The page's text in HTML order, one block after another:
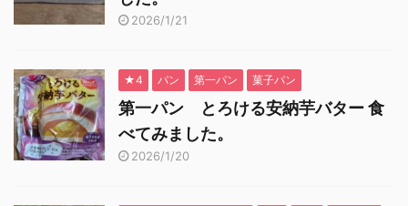
2026/1/21
★4 パン 第一パン 菓子パン
第一パン とろける安納芋バター 食
べてみました。
2026/1/20